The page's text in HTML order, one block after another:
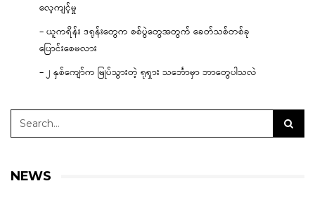
လေ့ကျင့်မှု
– ယူကရိန်း ဒရုန်းတွေက စစ်ပွဲတွေအတွက် ခေတ်သစ်တစ်ခု
ပြောင်းစေမလား
– ၂ နှစ်ကျော်က မြုပ်သွားတဲ့ ရုရှား သင်္ဘောမှာ ဘာတွေပါသလဲ
NEWS